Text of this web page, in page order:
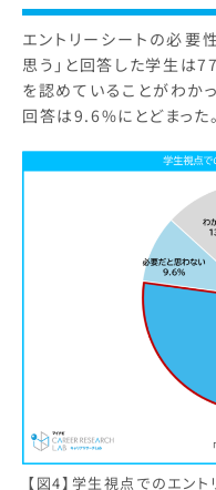
エントリーシートの必要
思う」と回答した学生は
を認めていることがわかっ
回答は9.6%にとどまった。
【図4】学生視点でのエン